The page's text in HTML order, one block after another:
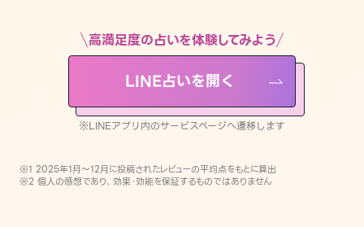
※LINEアプリ内のサービスページへ遷移します
高満足度の占いを体験してみよう
LINE占いを開く
※LINEアプリ内のサービスページへ遷移します
※1 2025年1月〜12月に投稿されたレビューの平均点をもとに算出
※2 個人の感想であり、効果・効能を保証するものではありません